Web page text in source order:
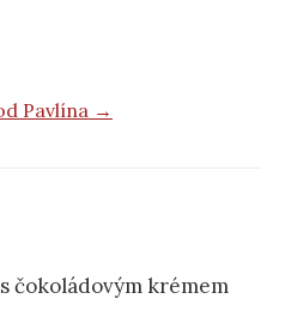
Pavlína →
čokoládovým krémem